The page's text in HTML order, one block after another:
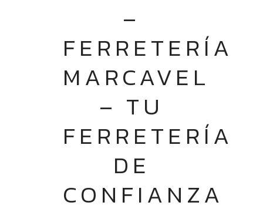
–
FERRETERÍA
MARCAVEL
– TU
FERRETERÍA
DE
CONFIANZA